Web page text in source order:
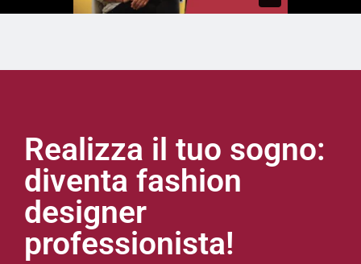
Realizza il tuo sogno:
diventa fashion
designer
professionista!